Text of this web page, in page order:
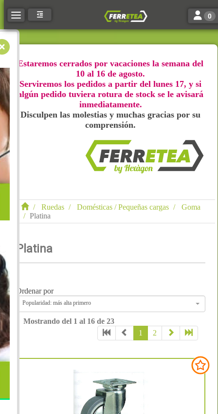
Toggle navigation Toggle
0
Estaremos cerrados por vacaciones la semana del
10 al 16 de agosto.
Serviremos los pedidos a partir del lunes 17, y si
algún pedido tuviera rotura de stock se le avisará
inmediatamente.
Disculpen las molestias y muchas gracias por su
comprensión.
Ruedas Domésticas / Pequeñas cargas
Goma
Platina
Platina
Ordenar por
Popularidad: más alta primero
Mostrando del 1 al 16 de 23
1
2